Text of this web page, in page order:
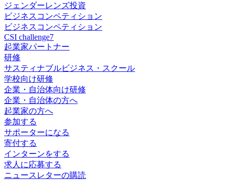
ジェンダーレンズ投資
ビジネスコンペティション
ビジネスコンペティション
CSI challenge7
起業家パートナー
研修
サスティナブルビジネス・スクール
学校向け研修
企業・自治体向け研修
企業・自治体の方へ
起業家の方へ
参加する
サポーターになる
寄付する
インターンをする
求人に応募する
ニュースレターの購読